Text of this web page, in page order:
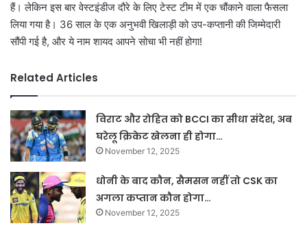
हैं। लेकिन इस बार वेस्टइंडीज दौरे के लिए टेस्ट टीम में एक चौंकाने वाला फैसला
लिया गया है। 36 साल के एक अनुभवी खिलाड़ी को उप-कप्तानी की जिम्मेदारी
सौंपी गई है, और ये नाम शायद आपने सोचा भी नहीं होगा!
Related Articles
विराट और रोहित को BCCI का सीधा संदेश, अब
घरेलू क्रिकेट खेलना ही होगा…
November 12, 2025
धोनी के बाद कौन, सैमसन नहीं तो CSK का
अगला कप्तान कौन होगा…
November 12, 2025